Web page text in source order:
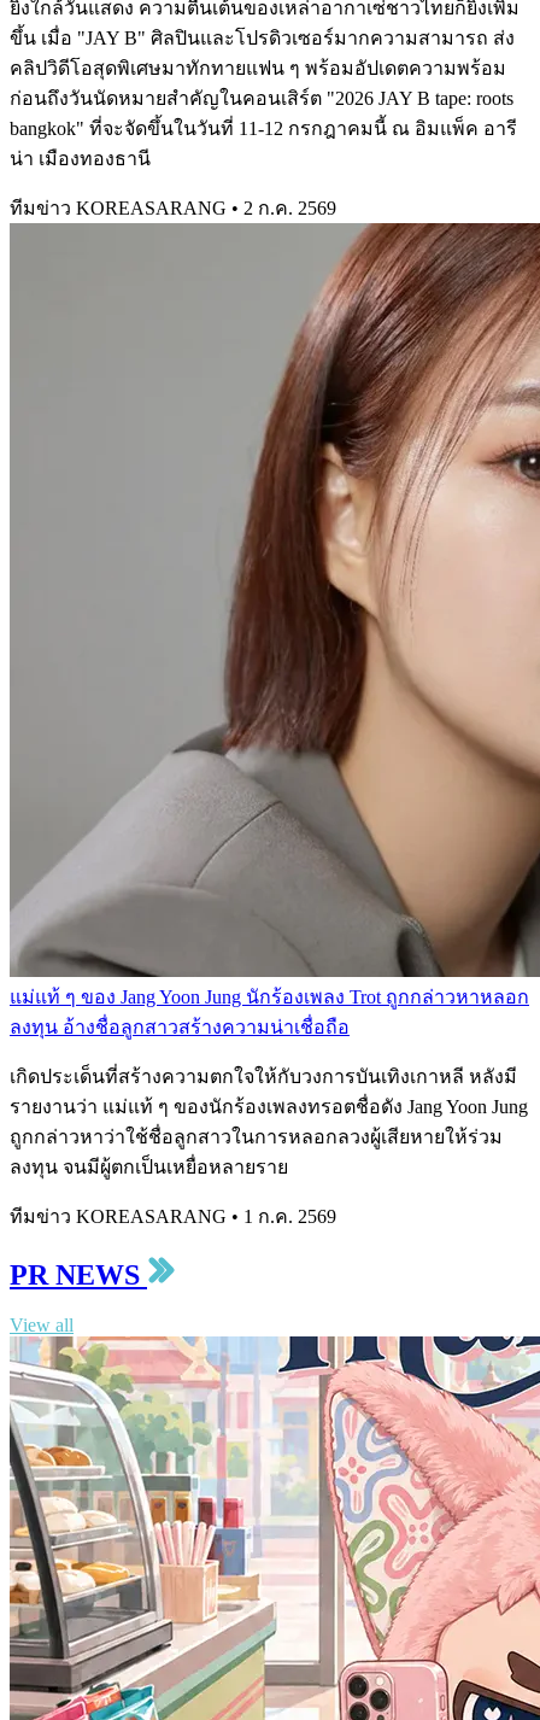
ยิ่งใกล้วันแสดง ความตื่นเต้นของเหล่าอากาเซ่ชาวไทยก็ยิ่งเพิ่ม
ขึ้น เมื่อ "JAY B" ศิลปินและโปรดิวเซอร์มากความสามารถ ส่ง
คลิปวิดีโอสุดพิเศษมาทักทายแฟน ๆ พร้อมอัปเดตความพร้อม
ก่อนถึงวันนัดหมายสำคัญในคอนเสิร์ต "2026 JAY B tape: roots
bangkok" ที่จะจัดขึ้นในวันที่ 11-12 กรกฎาคมนี้ ณ อิมแพ็ค อารี
น่า เมืองทองธานี
ทีมข่าว KOREASARANG • 2 ก.ค. 2569
แม่แท้ ๆ ของ Jang Yoon Jung นักร้องเพลง Trot ถูกกล่าวหาหลอก
ลงทุน อ้างชื่อลูกสาวสร้างความน่าเชื่อถือ
เกิดประเด็นที่สร้างความตกใจให้กับวงการบันเทิงเกาหลี หลังมี
รายงานว่า แม่แท้ ๆ ของนักร้องเพลงทรอตชื่อดัง Jang Yoon Jung
ถูกกล่าวหาว่าใช้ชื่อลูกสาวในการหลอกลวงผู้เสียหายให้ร่วม
ลงทุน จนมีผู้ตกเป็นเหยื่อหลายราย
ทีมข่าว KOREASARANG • 1 ก.ค. 2569
PR NEWS
View all